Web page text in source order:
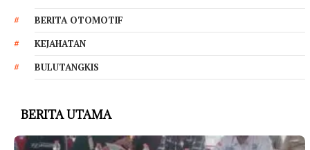
BERITA OTOMOTIF
KEJAHATAN
BULUTANGKIS
BERITA UTAMA